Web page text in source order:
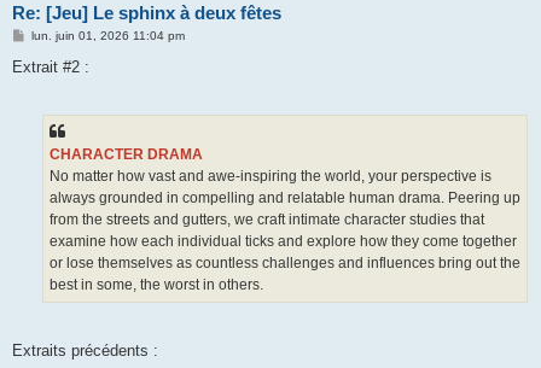
Re: [Jeu] Le sphinx à deux fêtes
M
s
lun. juin 01, 2026 11:04 pm
Extrait #2 :
CHARACTER DRAMA
No matter how vast and awe-inspiring the world, your perspective is
always grounded in compelling and relatable human drama. Peering up
from the streets and gutters, we craft intimate character studies that
examine how each individual ticks and explore how they come together
or lose themselves as countless challenges and influences bring out the
best in some, the worst in others.
Extraits précédents :